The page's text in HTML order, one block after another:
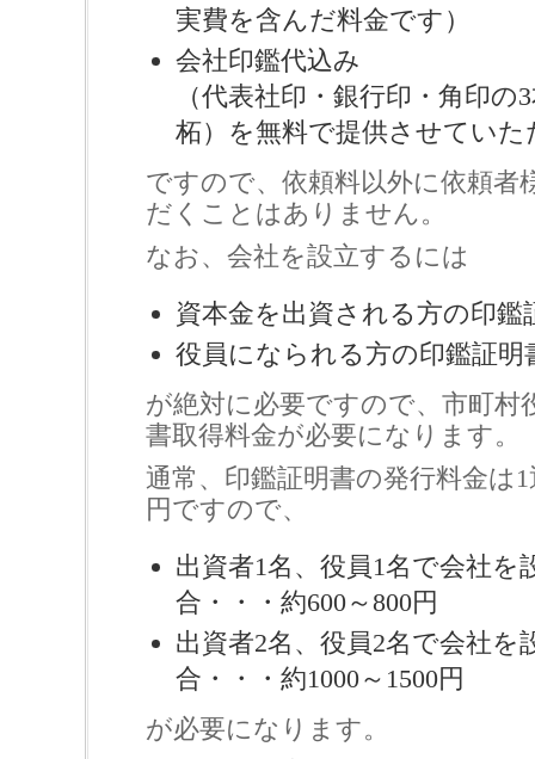
実費を含んだ料金です）
会社印鑑代込み
（代表社印・銀行印・角印の
柘）を無料で提供させていた
ですので、依頼料以外に依頼者
だくことはありません。
なお、会社を設立するには
資本金を出資される方の印鑑
役員になられる方の印鑑証明
が絶対に必要ですので、市町村
書取得料金が必要になります。
通常、印鑑証明書の発行料金は1
円ですので、
出資者1名、役員1名で会社を
合・・・約600～800円
出資者2名、役員2名で会社を
合・・・約1000～1500円
が必要になります。